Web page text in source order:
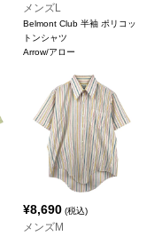
メンズL
Belmont Club 半袖 ポリコッ
トンシャツ
Arrow/アロー
¥8,690 (税込)
メンズM